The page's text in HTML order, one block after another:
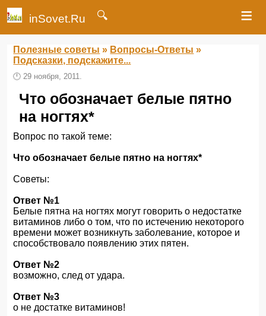
inSovet.Ru 🔍 ≡
Полезные советы » Вопросы-Ответы »
Подсказки, подскажите...
🕛29 ноября, 2011.
Что обозначает белые пятно
на ногтях*
Вопрос по такой теме:
Что обозначает белые пятно на ногтях*
Советы:
Ответ №1
Белые пятна на ногтях могут говорить о недостатке
витаминов либо о том, что по истечению некоторого
времени может возникнуть заболевание, которое и
способствовало появлению этих пятен.
Ответ №2
возможно, след от удара.
Ответ №3
о не достатке витаминов!